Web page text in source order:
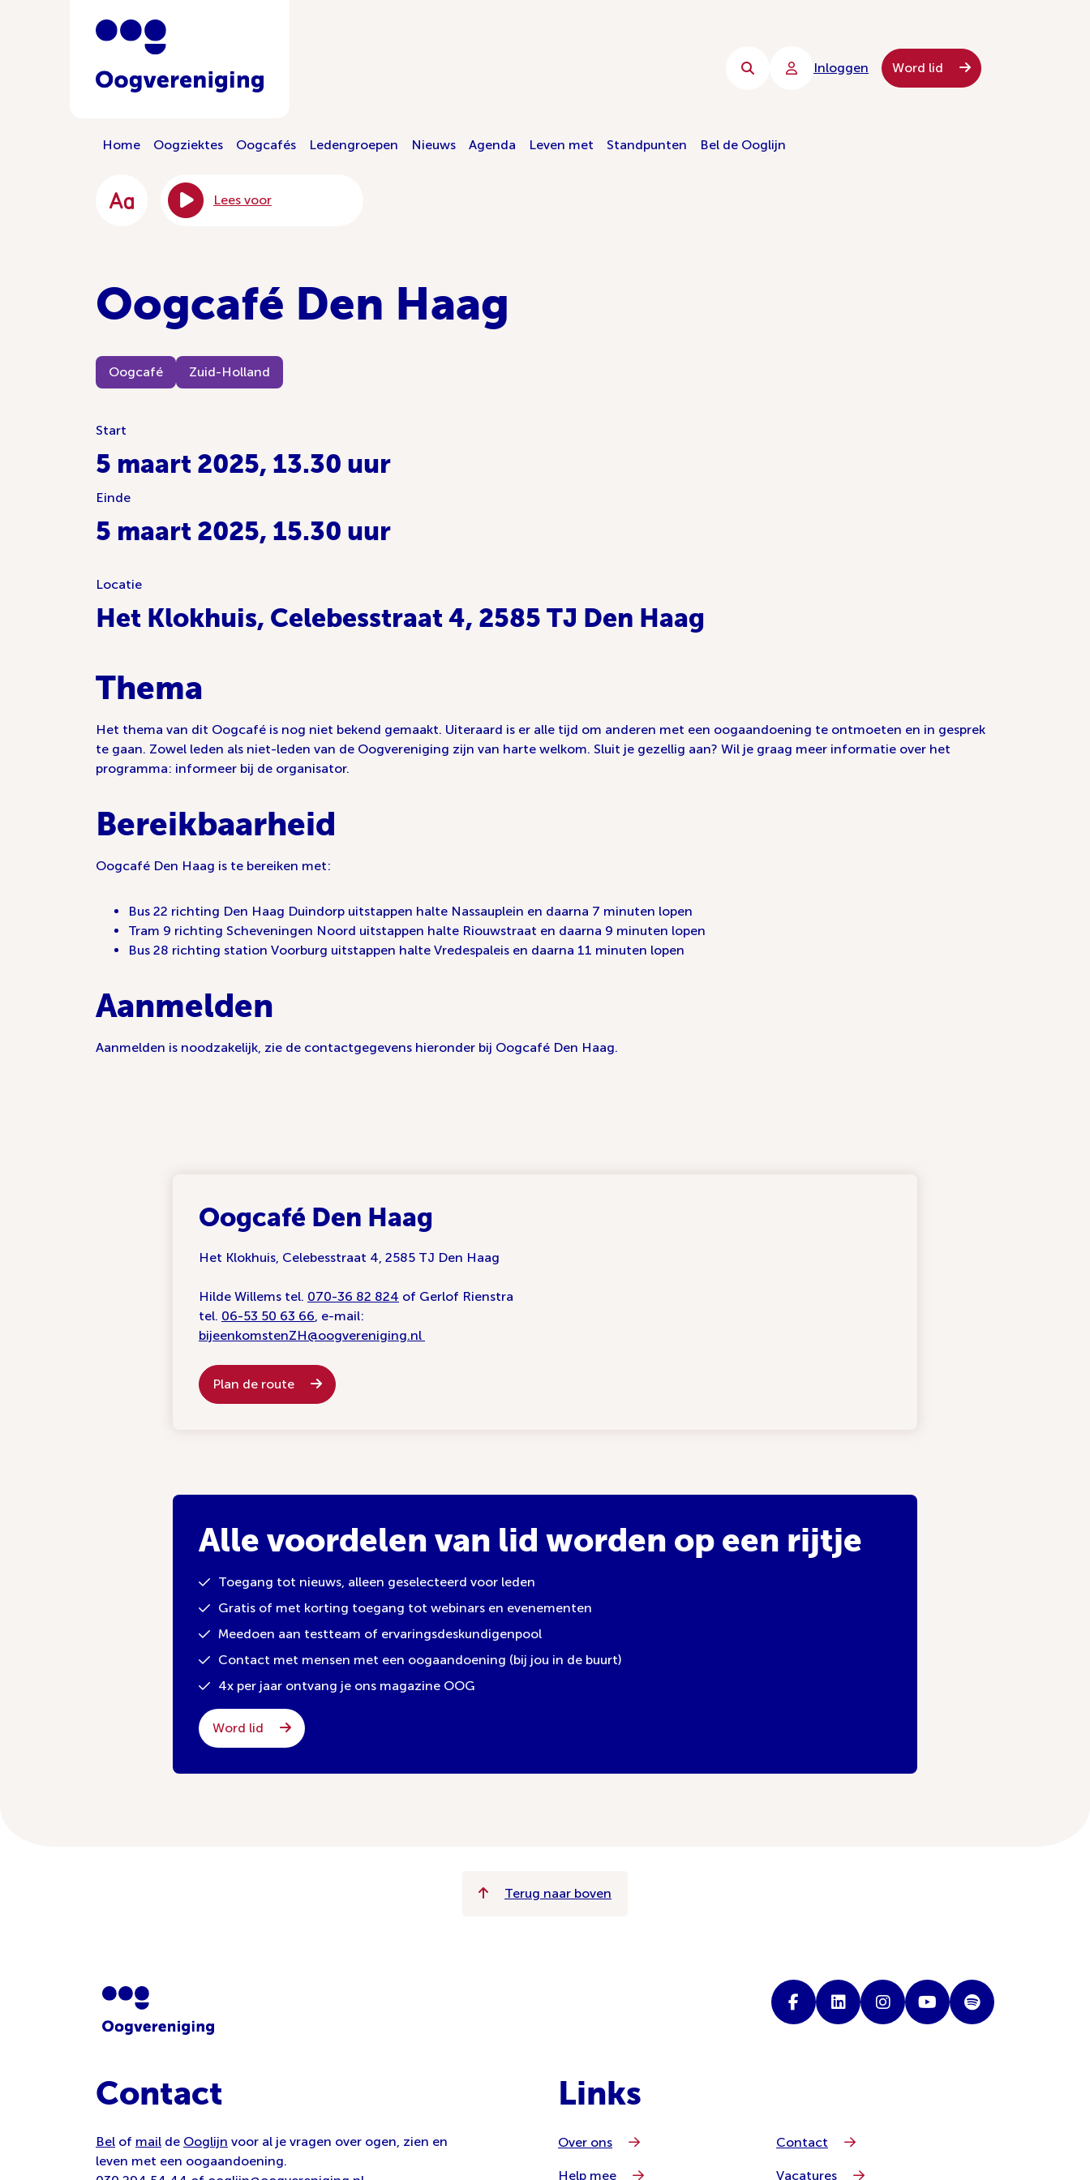
Inloggen Word lid
Home Oogziektes Oogcafés Ledengroepen Nieuws Agenda Leven met Standpunten Bel de Ooglijn
Lees voor
Oogcafé Den Haag
Oogcafé Zuid-Holland
Start
5 maart 2025, 13.30 uur
Einde
5 maart 2025, 15.30 uur
Locatie
Het Klokhuis, Celebesstraat 4, 2585 TJ Den Haag
Thema
Het thema van dit Oogcafé is nog niet bekend gemaakt. Uiteraard is er alle tijd om anderen met een oogaandoening te ontmoeten en in gesprek
te gaan. Zowel leden als niet-leden van de Oogvereniging zijn van harte welkom. Sluit je gezellig aan? Wil je graag meer informatie over het
programma: informeer bij de organisator.
Bereikbaarheid
Oogcafé Den Haag is te bereiken met:
Bus 22 richting Den Haag Duindorp uitstappen halte Nassauplein en daarna 7 minuten lopen
Tram 9 richting Scheveningen Noord uitstappen halte Riouwstraat en daarna 9 minuten lopen
Bus 28 richting station Voorburg uitstappen halte Vredespaleis en daarna 11 minuten lopen
Aanmelden
Aanmelden is noodzakelijk, zie de contactgegevens hieronder bij Oogcafé Den Haag.
Oogcafé Den Haag
Het Klokhuis, Celebesstraat 4, 2585 TJ Den Haag
Hilde Willems tel. 070-36 82 824 of Gerlof Rienstra
tel. 06-53 50 63 66, e-mail:
bijeenkomstenZH@oogvereniging.nl
Plan de route
Alle voordelen van lid worden op een rijtje
Toegang tot nieuws, alleen geselecteerd voor leden
Gratis of met korting toegang tot webinars en evenementen
Meedoen aan testteam of ervaringsdeskundigenpool
Contact met mensen met een oogaandoening (bij jou in de buurt)
4x per jaar ontvang je ons magazine OOG
Word lid
Terug naar boven
Contact
Bel of mail de Ooglijn voor al je vragen over ogen, zien en
leven met een oogaandoening.
Links
Over ons Contact
Help mee Vacatures